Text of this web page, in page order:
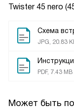
Twister 45 nero
Схема
JPG, 20.83
PDF, 7.43 MB
Может быть